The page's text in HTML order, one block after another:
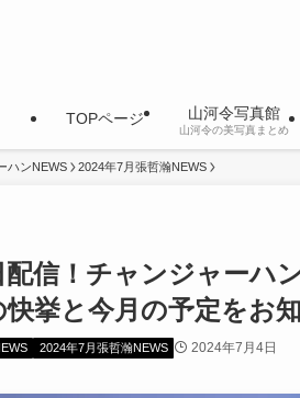
TOPページ 山河令写真館
山河令の美写真まとめ
ハンNEWS 2024年7月張哲瀚NEWS
配信！チャンジャーハ
快挙と今月の予定をお
2024年7月張哲瀚NEWS 2024年7月4日